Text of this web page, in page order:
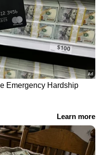
ആശ്വാസം
പരിരക്ഷ
വളരെ കുറഞ്ഞ
ഉള്ളതോ ആണ്
ജോലി ചെയ്യുന്ന
മാത്രം
അപകടമാണ്.
നിയന്ത്രണങ്ങള്‍,
കയ്യില്‍ നിന്ന്
ജോലിക്ക്
|